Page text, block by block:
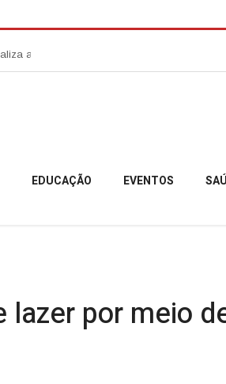
da Campanha Agosto Lilás em Campo
EDUCAÇÃO EVENTOS
por meio